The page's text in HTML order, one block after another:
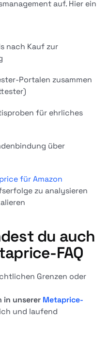
auf. Hier ein
nach Kauf zur
Portalen zusammen
für ehrliches
über
für Amazon
zu analysieren
du auch
FAQ
Grenzen oder
in unserer Metaprice-
und laufend